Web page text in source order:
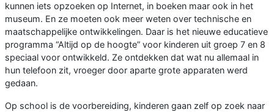
kunnen iets opzoeken op Internet, in boeken maar ook in het
museum. En ze moeten ook meer weten over technische en
maatschappelijke ontwikkelingen. Daar is het nieuwe educatieve
programma “Altijd op de hoogte” voor kinderen uit groep 7 en 8
speciaal voor ontwikkeld. Ze ontdekken dat wat nu allemaal in
hun telefoon zit, vroeger door aparte grote apparaten werd
gedaan.
Op school is de voorbereiding, kinderen gaan zelf op zoek naar